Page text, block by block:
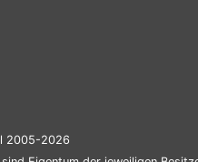
2005-2026